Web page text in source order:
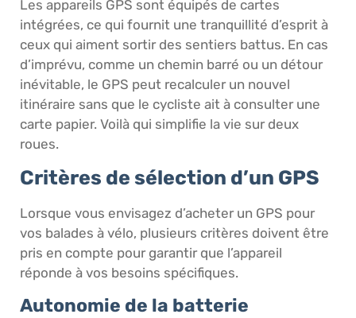
Les appareils GPS sont équipés de cartes
intégrées, ce qui fournit une tranquillité d’esprit à
ceux qui aiment sortir des sentiers battus. En cas
d’imprévu, comme un chemin barré ou un détour
inévitable, le GPS peut recalculer un nouvel
itinéraire sans que le cycliste ait à consulter une
carte papier. Voilà qui simplifie la vie sur deux
roues.
Critères de sélection d’un GPS
Lorsque vous envisagez d’acheter un GPS pour
vos balades à vélo, plusieurs critères doivent être
pris en compte pour garantir que l’appareil
réponde à vos besoins spécifiques.
Autonomie de la batterie